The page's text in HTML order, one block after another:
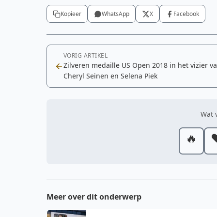
Kopieer WhatsApp X Facebook
VORIG ARTIKEL
Zilveren medaille US Open 2018 in het vizier
Cheryl Seinen en Selena Piek
Wat
🔥
Meer over dit onderwerp